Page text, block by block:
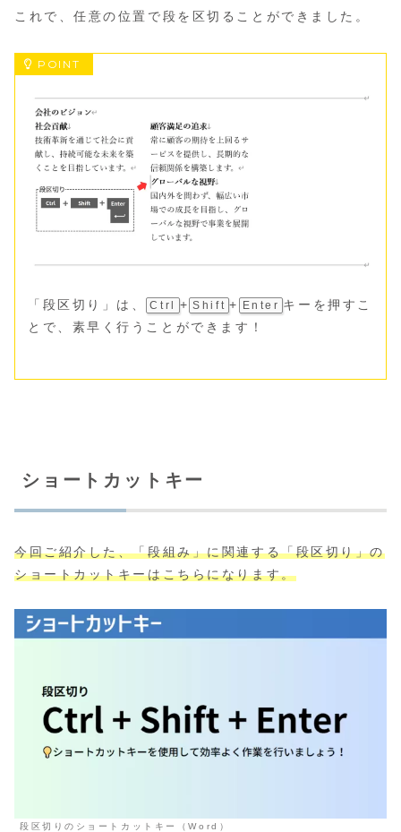
これで、任意の位置で段を区切ることができました。
「段区切り」は、 Ctrl + Shift + Enter キーを押すこ
とで、素早く行うことができます！
ショートカットキー
今回ご紹介した、「段組み」に関連する「段区切り」の
ショートカットキーはこちらになります。
段区切りのショートカットキー（Word）